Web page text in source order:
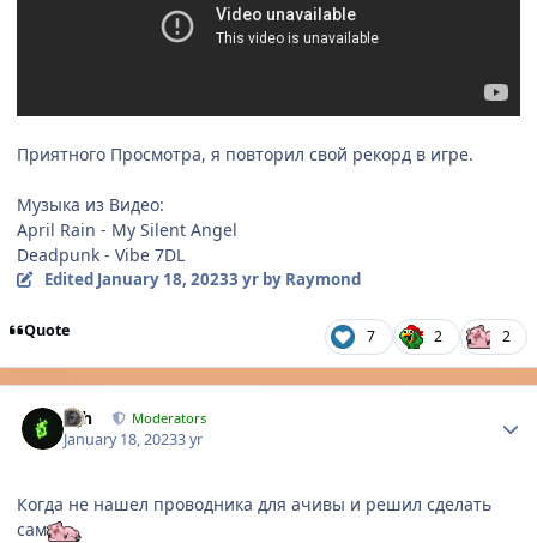
Приятного Просмотра, я повторил свой рекорд в игре.
Музыка из Видео:
April Rain - My Silent Angel
Deadpunk - Vibe 7DL
Edited January 18, 20233 yrby Raymond
Quote 7 2 2
nth Moderators
January 18, 20233 yr
Когда не нашел проводника для ачивы и решил сделать
сам